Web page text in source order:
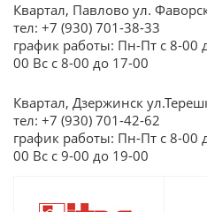
Квартал, Павлово ул.
тел: +7 (930) 701-38-33
график работы: Пн-Пт с 8-00
00 Вс с 8-00 до 17-00
Квартал, Дзержинск
тел: +7 (930) 701-42-62
график работы: Пн-Пт с 8-00
00 Вс с 9-00 до 19-00